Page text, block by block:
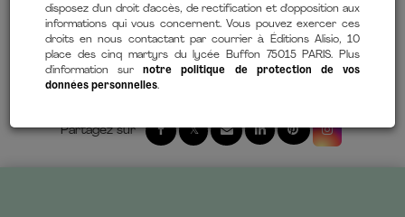
Face à la violence. Avec ses émotions. Pour trouver son chemin
deDavid Corona(auteur),Anne-Gervaise Vendange
(contributions)
disposez d'un droit d'accès, de rectification et d'opposition aux
informations qui vous concernent. Vous pouvez exercer ces
droits en nous contactant par courrier à Éditions Alisio, 10
place des cinq martyrs du lycée Buffon 75015 PARIS. Plus
d'information surnotre politique de protection de vos
données personnelles.